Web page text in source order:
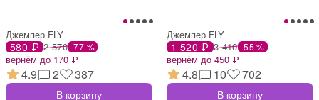
Джемпер FLY
580 ₽ 2 570 -77 %
вернём до 170 ₽
4.9 2 387
В корзину
Джемпер FLY
1 520 ₽ 3 410 -55 %
вернём до 450 ₽
4.8 10 702
В корзину